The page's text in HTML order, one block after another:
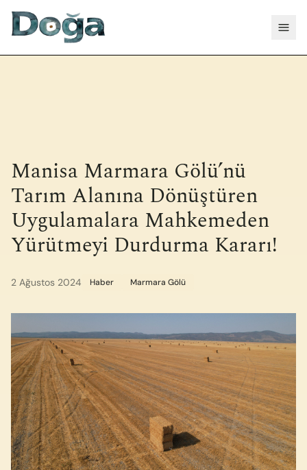
Manisa Marmara Gölü’nü
Tarım Alanına Dönüştüren
Uygulamalara Mahkemeden
Yürütmeyi Durdurma Kararı!
2 Ağustos 2024 Haber Marmara Gölü